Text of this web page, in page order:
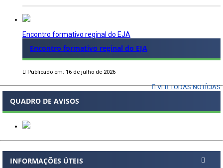
Encontro formativo reginal do EJA
Encontro formativo reginal do EJA
Publicado em: 16 de julho de 2026
VER TODAS NOTÍCIAS
QUADRO DE AVISOS
INFORMAÇÕES ÚTEIS